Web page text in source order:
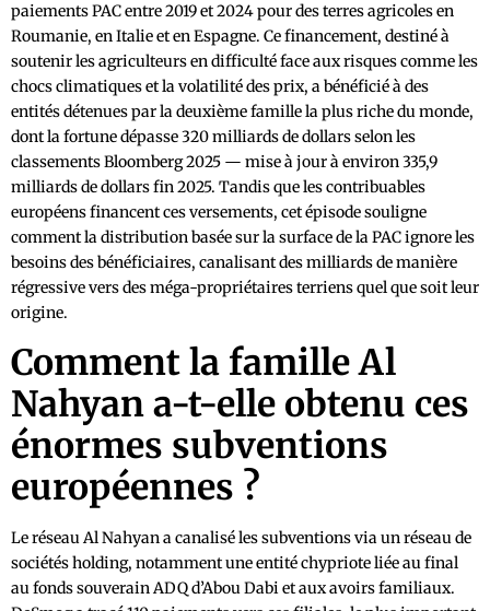
paiements PAC entre 2019 et 2024 pour des terres agricoles en
Roumanie, en Italie et en Espagne. Ce financement, destiné à
soutenir les agriculteurs en difficulté face aux risques comme les
chocs climatiques et la volatilité des prix, a bénéficié à des
entités détenues par la deuxième famille la plus riche du monde,
dont la fortune dépasse 320 milliards de dollars selon les
classements Bloomberg 2025 — mise à jour à environ 335,9
milliards de dollars fin 2025. Tandis que les contribuables
européens financent ces versements, cet épisode souligne
comment la distribution basée sur la surface de la PAC ignore les
besoins des bénéficiaires, canalisant des milliards de manière
régressive vers des méga-propriétaires terriens quel que soit leur
origine.
Comment la famille Al
Nahyan a-t-elle obtenu ces
énormes subventions
européennes ?
Le réseau Al Nahyan a canalisé les subventions via un réseau de
sociétés holding, notamment une entité chypriote liée au final
au fonds souverain ADQ d’Abou Dabi et aux avoirs familiaux.